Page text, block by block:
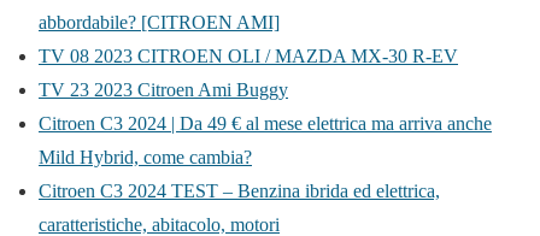
abbordabile? [CITROEN AMI]
TV 08 2023 CITROEN OLI / MAZDA MX-30 R-EV
TV 23 2023 Citroen Ami Buggy
Citroen C3 2024 | Da 49 € al mese elettrica ma arriva anche
Mild Hybrid, come cambia?
Citroen C3 2024 TEST – Benzina ibrida ed elettrica,
caratteristiche, abitacolo, motori